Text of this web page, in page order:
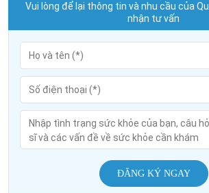
Vui lòng để lại thông tin và nhu cầu của
nhận tư vấn
ĐĂNG KÝ NGAY